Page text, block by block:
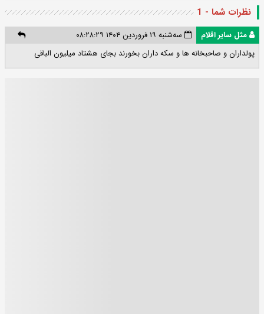
نظرات شما - 1
مثل سایر اقلام
سه‌شنبه ۱۹ فروردین ۱۴۰۴ ۰۸:۲۸:۲۹
پولداران و صاحبخانه ها و سکه داران بخورند بجای هشتاد میلیون الباقی